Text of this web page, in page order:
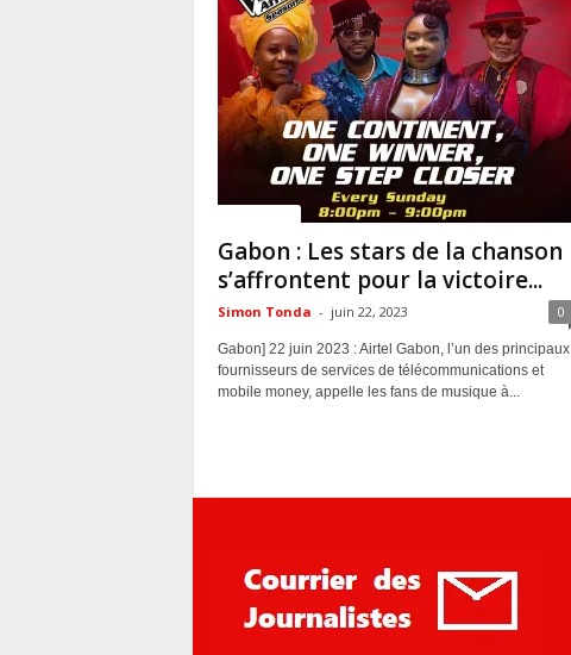
Gabon : Les stars de la chanson
s’affrontent pour la victoire...
Simon Tonda - juin 22, 2023 0
Gabon] 22 juin 2023 : Airtel Gabon, l’un des principaux
fournisseurs de services de télécommunications et
mobile money, appelle les fans de musique à...